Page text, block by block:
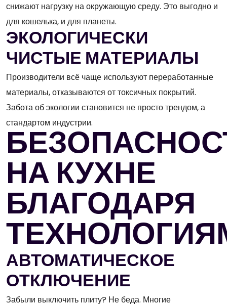
снижают нагрузку на окружающую среду. Это выгодно и
для кошелька, и для планеты.
ЭКОЛОГИЧЕСКИ
ЧИСТЫЕ МАТЕРИАЛЫ
Производители всё чаще используют переработанные
материалы, отказываются от токсичных покрытий.
Забота об экологии становится не просто трендом, а
стандартом индустрии.
НА КУХНЕ
БЛАГОДАРЯ
АВТОМАТИЧЕСКОЕ
ОТКЛЮЧЕНИЕ
Забыли выключить плиту? Не беда. Многие